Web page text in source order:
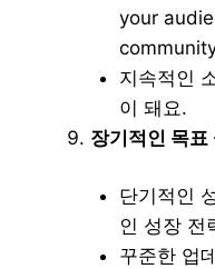
your
지속적인
이 돼요.
장기적인 목표
단기적인
인 성장 전
꾸준한 업